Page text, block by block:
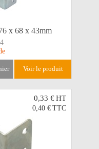
x 68 x 43mm
voir le produit
0,33 €HT
0,40 € TTC